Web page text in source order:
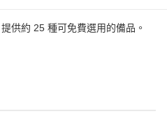
供約 25 種可免費選用的備品。